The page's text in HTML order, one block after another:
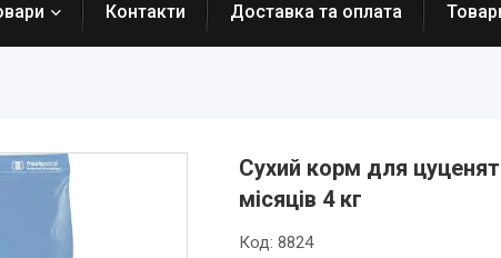
Контакти Доставка та оплата
Сухий корм для
місяців 4 кг
Код: 8824